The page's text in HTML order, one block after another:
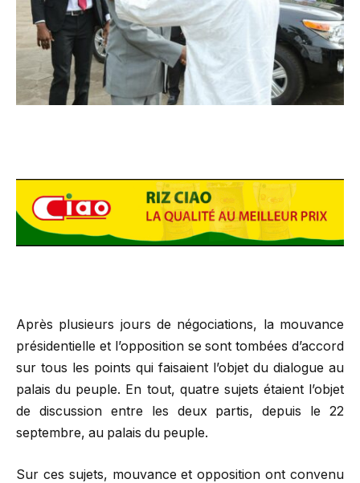
Après plusieurs jours de négociations, la mouvance
présidentielle et l’opposition se sont tombées d’accord
sur tous les points qui faisaient l’objet du dialogue au
palais du peuple. En tout, quatre sujets étaient l’objet
de discussion entre les deux partis, depuis le 22
septembre, au palais du peuple.
Sur ces sujets, mouvance et opposition ont convenu